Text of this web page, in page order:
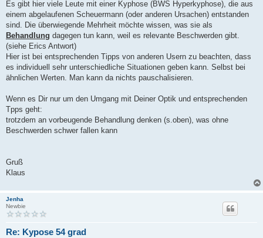
Es gibt hier viele Leute mit einer Kyphose (BWS Hyperkyphose), die aus
einem abgelaufenen Scheuermann (oder anderen Ursachen) entstanden
sind. Die überwiegende Mehrheit möchte wissen, was sie als
Behandlung dagegen tun kann, weil es relevante Beschwerden gibt.
(siehe Erics Antwort)
Hier ist bei entsprechenden Tipps von anderen Usern zu beachten, dass
es individuell sehr unterschiedliche Situationen geben kann. Selbst bei
ähnlichen Werten. Man kann da nichts pauschalisieren.
Wenn es Dir nur um den Umgang mit Deiner Optik und entsprechenden
Tpps geht:
trotzdem an vorbeugende Behandlung denken (s.oben), was ohne
Beschwerden schwer fallen kann
Gruß
Klaus
Jenha
Newbie
Re: Kypose 54 grad